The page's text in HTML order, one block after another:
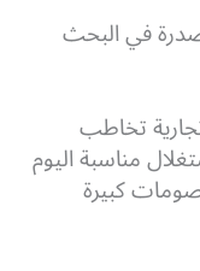
في البحث
تخاطب
مناسبة اليوم
كبيرة